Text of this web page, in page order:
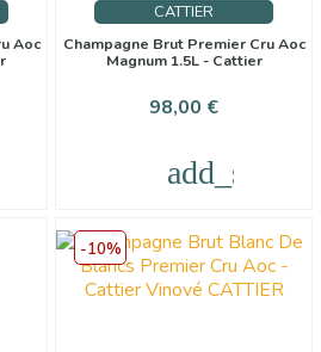
Aoc
CATTIER
Champagne Brut Premier Cru Aoc
Magnum 1.5L - Cattier
Prezzo
98,00 €
-10%